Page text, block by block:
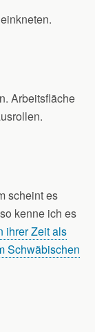
Arbeitsfläche
scheint es
kenne ich es
ihrer Zeit als
Schwäbischen